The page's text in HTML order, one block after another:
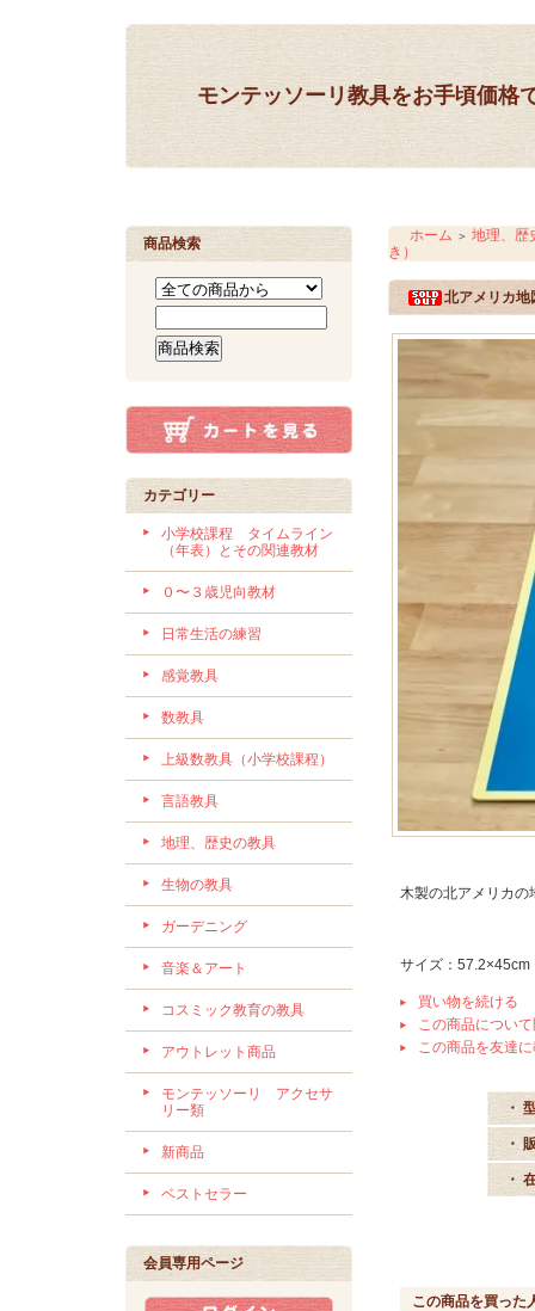
モンテッソーリ教具をお手頃価格
商品検索
カテゴリー
小学校課程 タイムライン
（年表）とその関連教材
０〜３歳児向教材
日常生活の練習
感覚教具
数教具
上級数教具（小学校課程）
言語教具
地理、歴史の教具
生物の教具
ガーデニング
音楽＆アート
コスミック教育の教具
アウトレット商品
モンテッソーリ アクセサ
リー類
新商品
ベストセラー
会員専用ページ
ホーム ＞ 地理、歴
き）
北アメリカ地
木製の北アメリカの
サイズ：57.2×45cm
買い物を続ける
この商品につい
この商品を友達
・
・
・
この商品を買った